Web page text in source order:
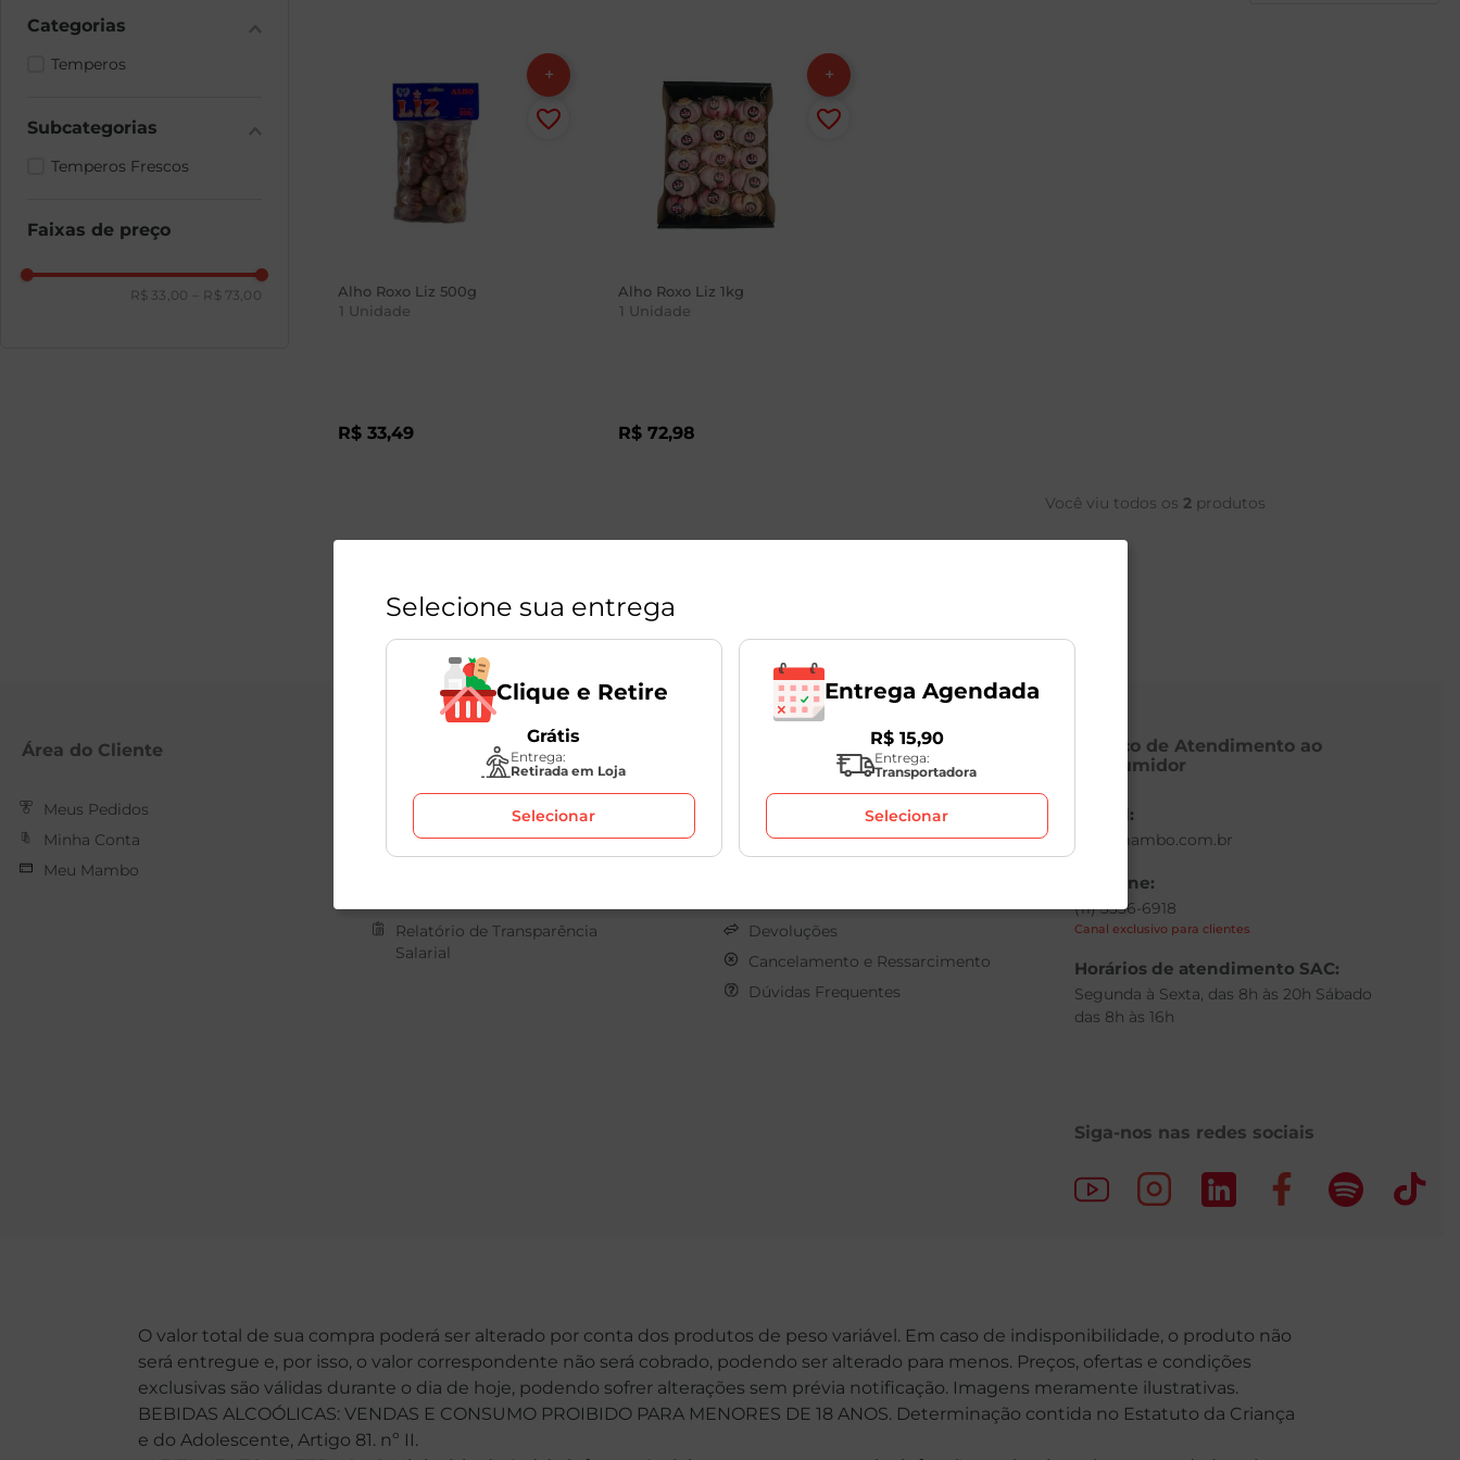
Temperos
Temperos Frescos
Faixas de preço
R$ 33,00 R$ 73,00
Alho Roxo Liz 500g
1 Unidade
R$ 33,49
Alho Roxo Liz 1kg
1 Unidade
R$ 72,98
Você viu todos os 2produtos
Área do Cliente
Meus Pedidos
Minha Conta
Meu Mambo
Quem Somos
Relatório de Transparência
Salarial
Sobre o seu Pedido
Clique e Retire
Devoluções
Cancelamento e Ressarcimento
Dúvidas Frequentes
Serviço de Atendimento ao
Consumidor
E-mail:
sac@mambo.com.br
Telefone:
(11) 3336-6918
Canal exclusivo para clientes
Horários de atendimento SAC:
Segunda à Sexta, das 8h às 20h Sábado
das 8h às 16h
Siga-nos nas redes sociais
O valor total de sua compra poderá ser alterado por conta dos produtos de peso variável. Em caso de indisponibilidade, o produto não
será entregue e, por isso, o valor correspondente não será cobrado, podendo ser alterado para menos. Preços, ofertas e condições
exclusivas são válidas durante o dia de hoje, podendo sofrer alterações sem prévia notificação. Imagens meramente ilustrativas.
BEBIDAS ALCOÓLICAS: VENDAS E CONSUMO PROIBIDO PARA MENORES DE 18 ANOS. Determinação contida no Estatuto da Criança
e do Adolescente, Artigo 81. nº II.
Selecione sua entrega
Clique e Retire
Grátis
Entrega:
Retirada em Loja
Selecionar
Entrega Agendada
R$ 15,90
Entrega:
Transportadora
Selecionar